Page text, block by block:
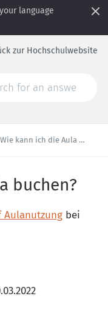
language
zur Hochschulwebsite
Wie kann ich die Aula buchen?
buchen?
Aulanutzung bei